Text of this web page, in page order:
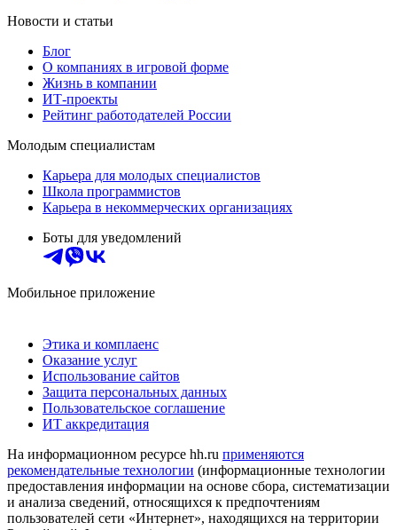
Новости и статьи
Блог
О компаниях в игровой форме
Жизнь в компании
ИТ-проекты
Рейтинг работодателей России
Молодым специалистам
Карьера для молодых специалистов
Школа программистов
Карьера в некоммерческих организациях
Боты для уведомлений
Мобильное приложение
Этика и комплаенс
Оказание услуг
Использование сайтов
Защита персональных данных
Пользовательское соглашение
ИТ аккредитация
На информационном ресурсе hh.ru применяются
рекомендательные технологии (информационные технологии
предоставления информации на основе сбора, систематизации
и анализа сведений, относящихся к предпочтениям
пользователей сети «Интернет», находящихся на территории